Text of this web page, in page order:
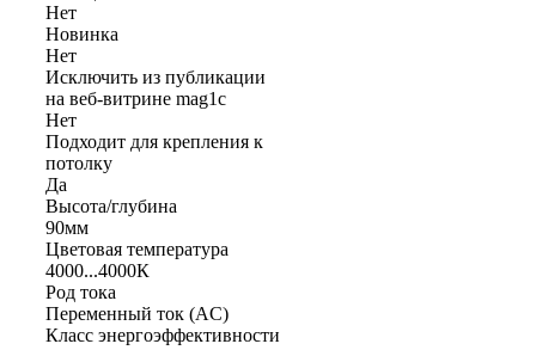
Нет
Новинка
Нет
Исключить из публикации
на веб-витрине mag1c
Нет
Подходит для крепления к
потолку
Да
Высота/глубина
90мм
Цветовая температура
4000...4000К
Род тока
Переменный ток (AC)
Класс энергоэффективности